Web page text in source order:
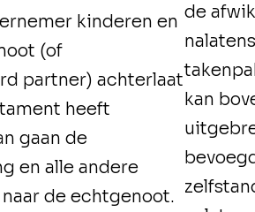
kinderen en
(of
partner) achterlaat
heeft
gaan de
en alle andere
de echtgenoot.
de
kan